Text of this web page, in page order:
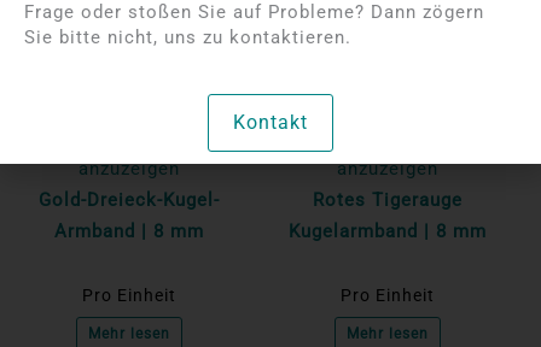
anzuzeigen
Gold-Dreieck-Kugel-
Armband | 8 mm
Pro Einheit
Mehr lesen
anzuzeigen
Rotes Tigerauge
Kugelarmband | 8 mm
Pro Einheit
Mehr lesen
Frage oder stoßen Sie auf Probleme? Dann zögern
Sie bitte nicht, uns zu kontaktieren.
Kontakt